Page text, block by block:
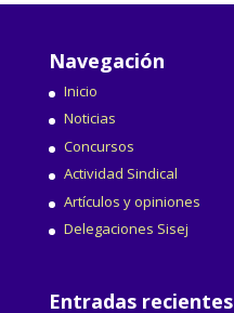
Navegación
Inicio
Noticias
Concursos
Actividad Sindical
Artículos y opiniones
Delegaciones Sisej
Entradas recientes